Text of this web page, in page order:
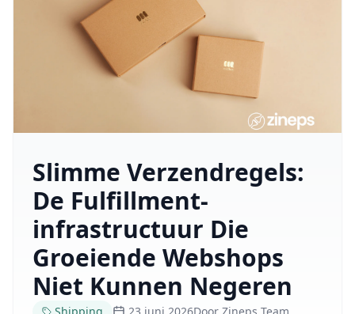
Slimme Verzendregels:
De Fulfillment-
infrastructuur Die
Groeiende Webshops
Niet Kunnen Negeren